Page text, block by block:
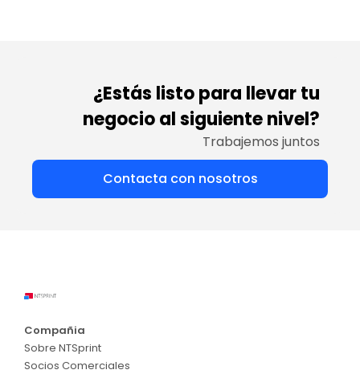
Contacta con nosotros
¿Estás listo para llevar tu
negocio al siguiente nivel?
Trabajemos juntos
Compañia
Sobre NTSprint
Socios Comerciales